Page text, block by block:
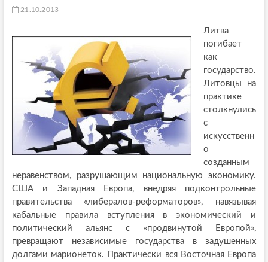
21.10.2013
Литва
погибает
как
государство.
Литовцы на
практике
столкнулись
с
искусственн
о
созданным
неравенством, разрушающим национальную экономику.
США и Западная Европа, внедряя подконтрольные
правительства «либералов-реформаторов», навязывая
кабальные правила вступления в экономический и
политический альянс с «продвинутой Европой»,
превращают независимые государства в задушенных
долгами марионеток. Практически вся Восточная Европа